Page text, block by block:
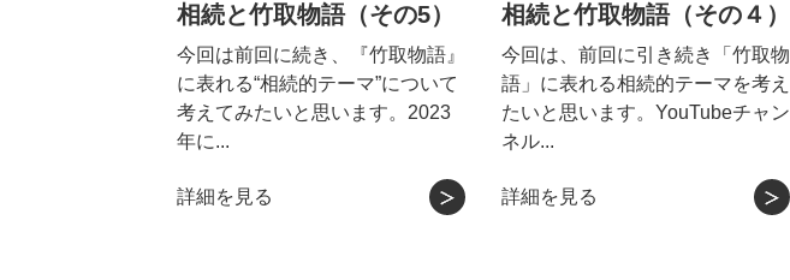
相続と竹取物語（その5）
今回は前回に続き、『竹取物語』
に表れる“相続的テーマ”について
考えてみたいと思います。2023
年に...
詳細を見る
相続と竹取物語（その４）
今回は、前回に引き続き「竹取物
語」に表れる相続的テーマを考え
たいと思います。YouTubeチャン
ネル...
詳細を見る